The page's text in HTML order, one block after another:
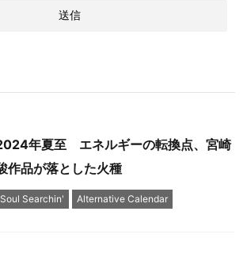
年夏至 エネルギーの転換点、宮崎
作品が落とした火種
Soul Searchin' Alternative Calendar